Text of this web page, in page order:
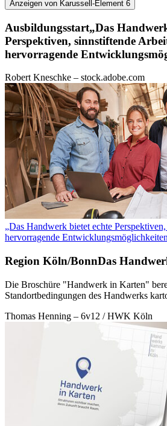
Anzeigen von Karussell-Element 6
Ausbildungsstart„Das
Perspektiven, sinnstiftende
hervorragende
Robert Kneschke – stock.adobe.com
„Das Handwerk bietet echte
hervorragende
Region Köln/BonnDas
Die Broschüre "Handwerk in Karten"
Standortbedingungen des Handwerks
Thomas Henning – 6v12 / HWK Köln